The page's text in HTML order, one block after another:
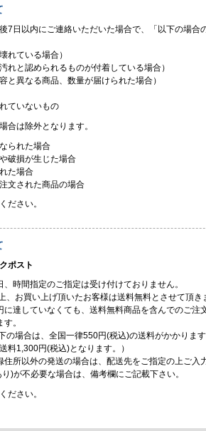
7日以内にご連絡いただいた場合で、「以下の場合
れている場合）
れと認められるものが付着している場合）
と異なる商品、数量が届けられた場合）
ていないもの
合は除外となります。
られた場合
破損が生じた場合
た場合
文された商品の場合
ださい。
ポスト
、時間指定のご指定は受け付けておりません。
、お買い上げ頂いたお客様は送料無料とさせて頂き
に達していなくても、送料無料商品を含んでのご注
。
の場合は、全国一律550円(税込)の送料がかかりま
料1,300円(税込)となります。）
住所以外の発送の場合は、配送先をご指定の上ご入
)が不必要な場合は、備考欄にご記載下さい。
ださい。